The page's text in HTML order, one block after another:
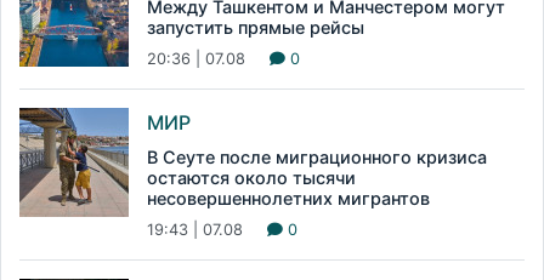
Между Ташкентом и Манчестером могут
запустить прямые рейсы
20:36 | 07.08 0
МИР
В Сеуте после миграционного кризиса
остаются около тысячи
несовершеннолетних мигрантов
19:43 | 07.08 0